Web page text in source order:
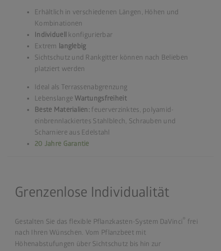
Erhältlich in verschiedenen Längen, Höhen und
Kombinationen
Individuell konfigurierbar
Extrem langlebig
Sichtschutz und Rankgitter können nach Belieben
platziert werden
Ideal als Terrassenabgrenzung
Lebenslange Wartungsfreiheit
Beste Materialien: feuerverzinktes, polyamid-
einbrennlackiertes Stahlblech, Schrauben und
Scharniere aus Edelstahl
20 Jahre Garantie
Grenzenlose Individualität
Gestalten Sie das flexible Pflanzkasten-System DaVinci ® frei
nach Ihren Wünschen. Vom Pflanzbeet mit
Höhenabstufungen über Sichtschutz bis hin zur